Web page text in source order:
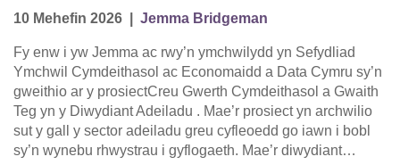
10 Mehefin 2026 Jemma Bridgeman
Fy enw i yw Jemma ac rwy’n ymchwilydd yn Sefydliad
Ymchwil Cymdeithasol ac Economaidd a Data Cymru sy’n
gweithio ar y prosiectCreu Gwerth Cymdeithasol a Gwaith
Teg yn y Diwydiant Adeiladu . Mae’r prosiect yn archwilio
sut y gall y sector adeiladu greu cyfleoedd go iawn i bobl
sy’n wynebu rhwystrau i gyflogaeth. Mae’r diwydiant…